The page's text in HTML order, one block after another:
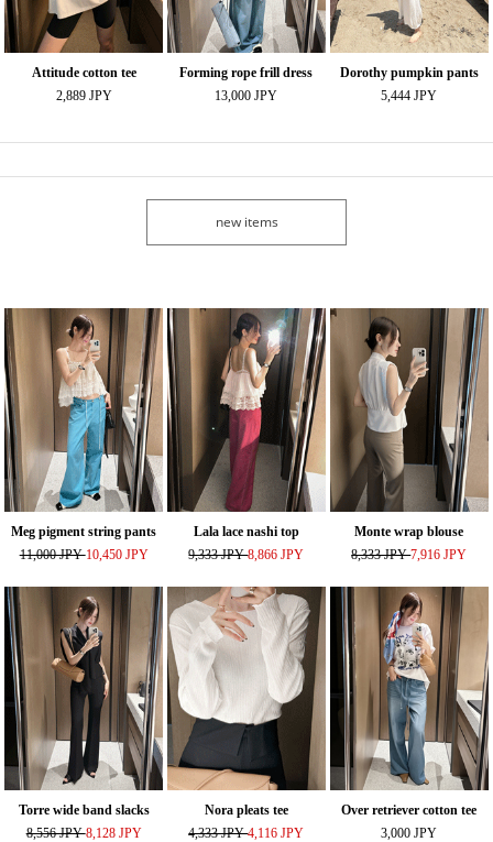
Attitude cotton tee
2,889 JPY
Forming rope frill dress
13,000 JPY
Dorothy pumpkin pants
5,444 JPY
new items
Meg pigment string pants
11,000 JPY10,450 JPY
Lala lace nashi top
9,333 JPY8,866 JPY
Monte wrap blouse
8,333 JPY7,916 JPY
Torre wide band slacks
8,556 JPY8,128 JPY
Nora pleats tee
4,333 JPY4,116 JPY
Over retriever cotton tee
3,000 JPY